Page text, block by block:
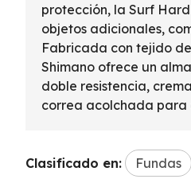
protección, la Surf
objetos adicionales,
Fabricada con tejido
Shimano ofrece un
doble resistencia,
correa acolchada para
Clasificado en: Fundas